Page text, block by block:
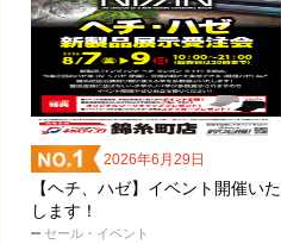
2026年6月29日
セール・イベント
【ヘチ、ハゼ】イベント開催いた
します！